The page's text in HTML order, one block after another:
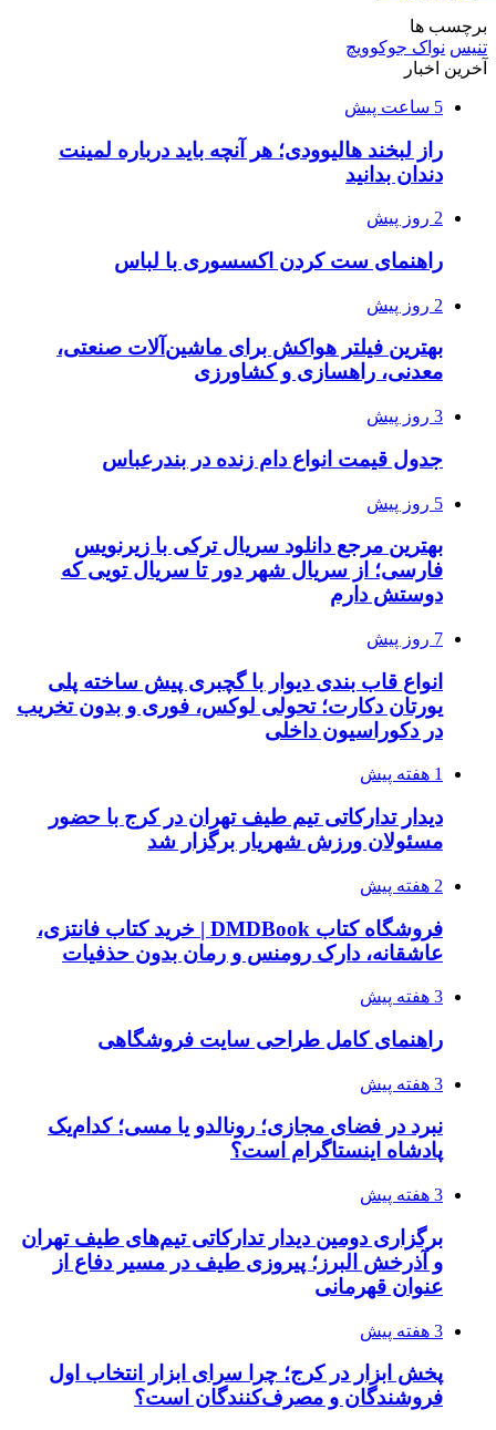
برچسب ها
تنیس نواک جوکوویچ
آخرین اخبار
5 ساعت پیش
راز لبخند هالیوودی؛ هر آنچه باید درباره لمینت
دندان بدانید
2 روز پیش
راهنمای ست کردن اکسسوری با لباس
2 روز پیش
بهترین فیلتر هواکش برای ماشین‌آلات صنعتی،
معدنی، راهسازی و کشاورزی
3 روز پیش
جدول قیمت انواع دام زنده در بندرعباس
5 روز پیش
بهترین مرجع دانلود سریال ترکی با زیرنویس
فارسی؛ از سریال شهر دور تا سریال تویی که
دوستش دارم
7 روز پیش
انواع قاب بندی دیوار با گچبری پیش ساخته پلی
یورتان دکارت؛ تحولی لوکس، فوری و بدون تخریب
در دکوراسیون داخلی
1 هفته پیش
دیدار تدارکاتی تیم طیف تهران در کرج با حضور
مسئولان ورزش شهریار برگزار شد
2 هفته پیش
فروشگاه کتاب DMDBook | خرید کتاب فانتزی،
عاشقانه، دارک رومنس و رمان بدون حذفیات
3 هفته پیش
راهنمای کامل طراحی سایت فروشگاهی
3 هفته پیش
نبرد در فضای مجازی؛ رونالدو یا مسی؛ کدام‌یک
پادشاه اینستاگرام است؟
3 هفته پیش
برگزاری دومین دیدار تدارکاتی تیم‌های طیف تهران
و آذرخش البرز؛ پیروزی طیف در مسیر دفاع از
عنوان قهرمانی
3 هفته پیش
پخش ابزار در کرج؛ چرا سرای ابزار انتخاب اول
فروشندگان و مصرف‌کنندگان است؟